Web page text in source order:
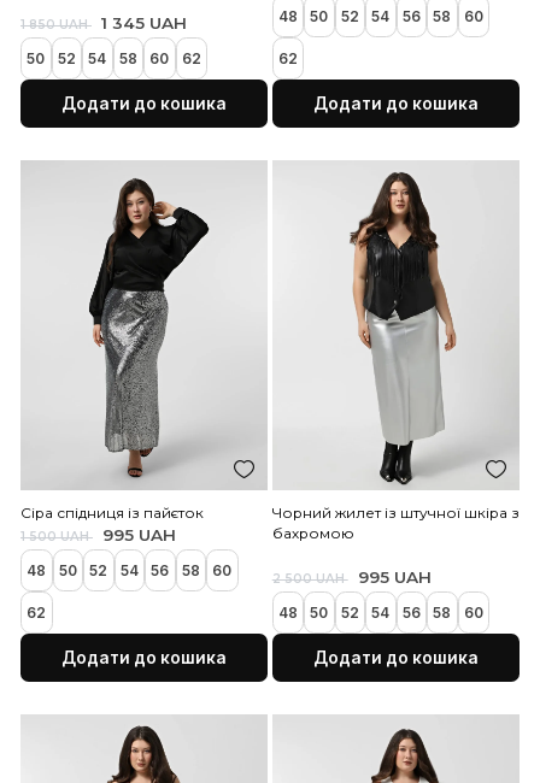
Світло-сині джинси прямого
крою подовжені
1 850 UAH 1 345 UAH
50 52 54 58 60 62
Чорна спідниця із
1 500 UAH 995 UAH
48 50 52 54 56 58
Додати до